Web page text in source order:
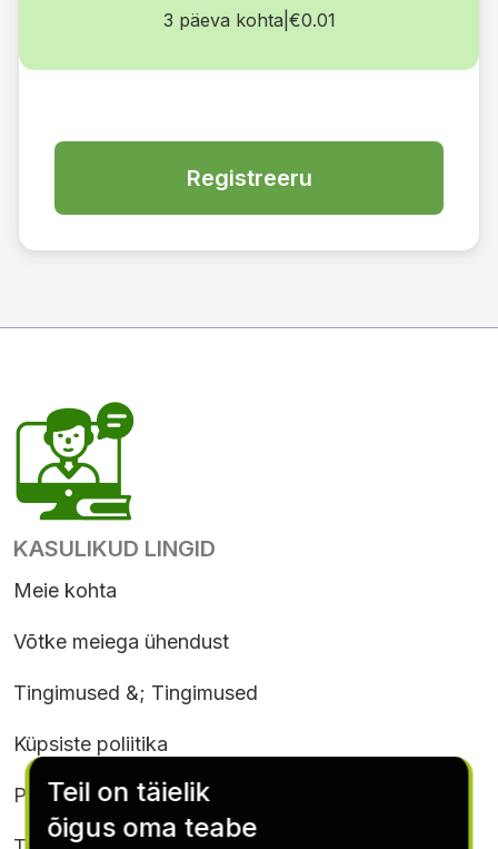
3 päeva kohta €0.01
Registreeru
KASULIKUD LINGID
Meie kohta
Võtke meiega ühendust
Tingimused &; Tingimused
Küpsiste poliitika
Privaatsuspoliitika
Teil on täielik
õigus oma teabe